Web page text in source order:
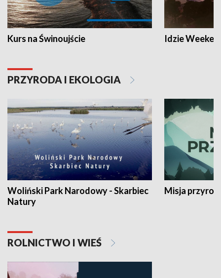
Kurs na Świnoujście Idzie
PRZYRODA I EKOLOGIA
Woliński Park Narodowy - Skarbiec
Natury
Misja
ROLNICTWO I WIEŚ